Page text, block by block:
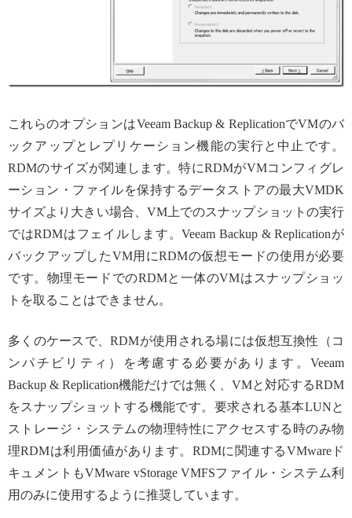
これらのオプションはVeeam Backup & ReplicationでVMのバ
ックアップとレプリケーション機能の実行と中止です。
RDMのサイズが関連します。特にRDMがVMコンフィグレ
ーション・ファイルを保持するデータストアの最大VMDK
サイズより大きい場合、VM上でのスナップショットの実行
ではRDMはフェイルします。Veeam Backup & Replicationが
バックアップしたVM用にRDMの仮想モードの使用が必要
です。物理モードでのRDMと一体のVMはスナップショッ
トを取ることはできません。
多くのケースで、RDMが使用される場には仮想互換性（コ
ンパチビリティ）を考慮する必要があります。Veeam
Backup & Replication機能だけでは無く、VMと対応するRDM
をスナップショットする機能です。要求される基本LUNと
ストレージ・システムの物理特性にアクセスする時のみ物
理RDMは利用価値があります。RDMに関連するVMwareド
キュメントもVMware vStorage VMFSファイル・システム利
用のみに使用するように推奨しています。